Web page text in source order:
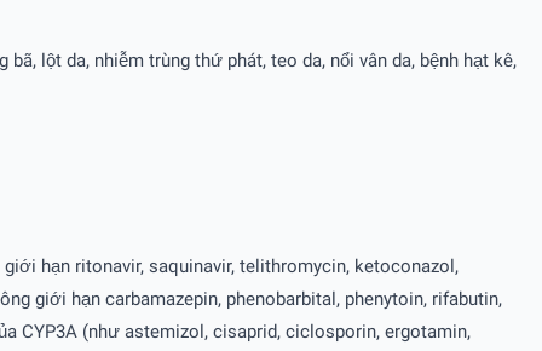
lột da, nhiễm trùng thứ phát, teo da, nổi vân da, bệnh hạt kê,
hạn ritonavir, saquinavir, telithromycin, ketoconazol,
giới hạn carbamazepin, phenobarbital, phenytoin, rifabutin,
CYP3A (như astemizol, cisaprid, ciclosporin, ergotamin,